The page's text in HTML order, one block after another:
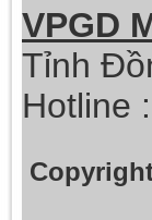
VPGD
Tỉnh
Hotline :